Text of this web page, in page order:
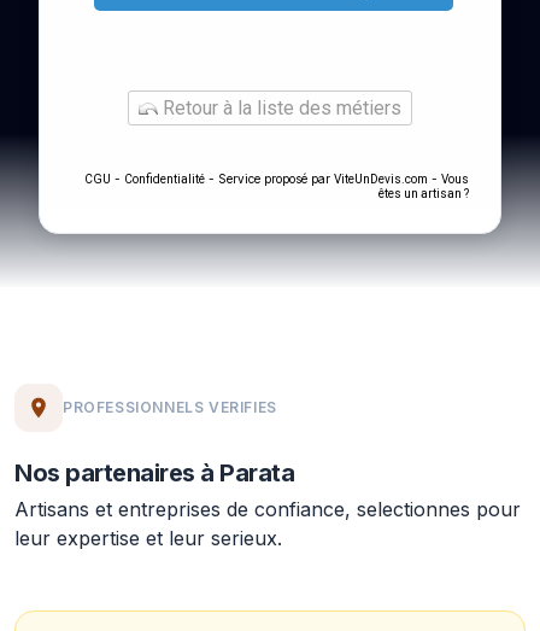
Retour à la liste des métiers
CGU - Confidentialité - Service proposé par ViteUnDevis.com - Vous
êtes un artisan ?
PROFESSIONNELS VERIFIES
Nos partenaires à Parata
Artisans et entreprises de confiance, selectionnes pour
leur expertise et leur serieux.